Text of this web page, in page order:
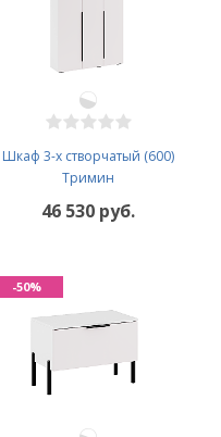
Шкаф 3-х створчатый (600)
Тримин
46 530 руб.
-50%